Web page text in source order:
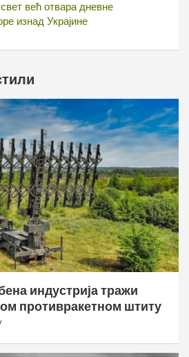
већ отвара дневне
изнад Украјине
индустрија тражи
противракетном штиту